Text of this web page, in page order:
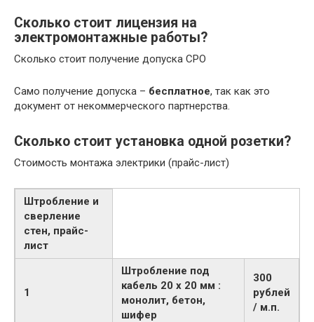
Сколько стоит лицензия на
электромонтажные работы?
Сколько стоит получение допуска СРО
Само получение допуска – бесплатное, так как это
документ от некоммерческого партнерства.
Сколько стоит установка одной розетки?
Стоимость монтажа электрики (прайс-лист)
Штробление и
сверление
стен, прайс-
лист
1
Штробление под
кабель 20 х 20 мм :
монолит, бетон,
шифер
300
рублей
/ м.п.